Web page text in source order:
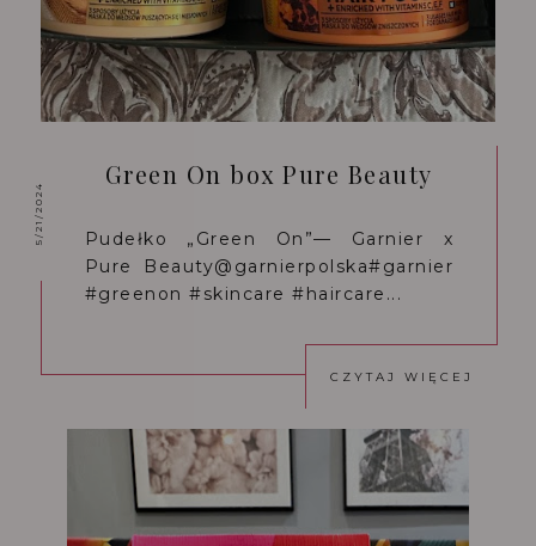
5/21/2024
Green On box Pure Beauty
Pudełko „Green On”— Garnier x
Pure Beauty@garnierpolska#garnier
#greenon #skincare #haircare...
CZYTAJ WIĘCEJ